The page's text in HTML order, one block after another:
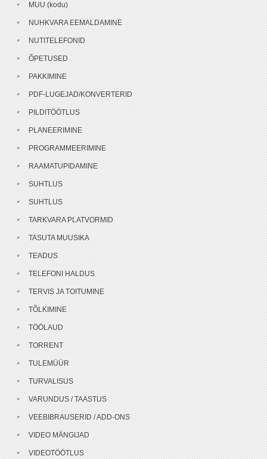
MUU (kodu)
NUHKVARA EEMALDAMINE
NUTITELEFONID
ÕPETUSED
PAKKIMINE
PDF-LUGEJAD/KONVERTERID
PILDITÖÖTLUS
PLANEERIMINE
PROGRAMMEERIMINE
RAAMATUPIDAMINE
SUHTLUS
SUHTLUS
TARKVARA PLATVORMID
TASUTA MUUSIKA
TEADUS
TELEFONI HALDUS
TERVIS JA TOITUMINE
TÕLKIMINE
TÖÖLAUD
TORRENT
TULEMÜÜR
TURVALISUS
VARUNDUS / TAASTUS
VEEBIBRAUSERID / ADD-ONS
VIDEO MÄNGIJAD
VIDEOTÖÖTLUS